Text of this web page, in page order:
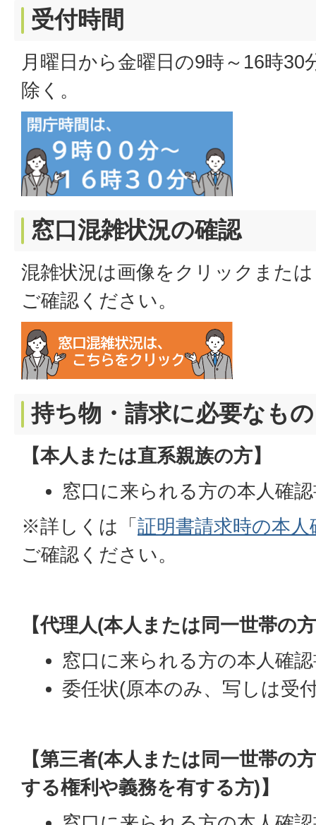
受付時間
月曜日から金曜日の9時～16時
除く。
窓口混雑状況の確認
混雑状況は画像をクリックまた
ご確認ください。
持ち物・請求に必要なもの
【本人または直系親族の方】
窓口に来られる方の本人確
※詳しくは「 証明書請求時の本
ご確認ください。
【代理人(本人または同一世帯の
窓口に来られる方の本人確
委任状(原本のみ、写しは受
【第三者(本人または同一世帯の
する権利や義務を有する方)】